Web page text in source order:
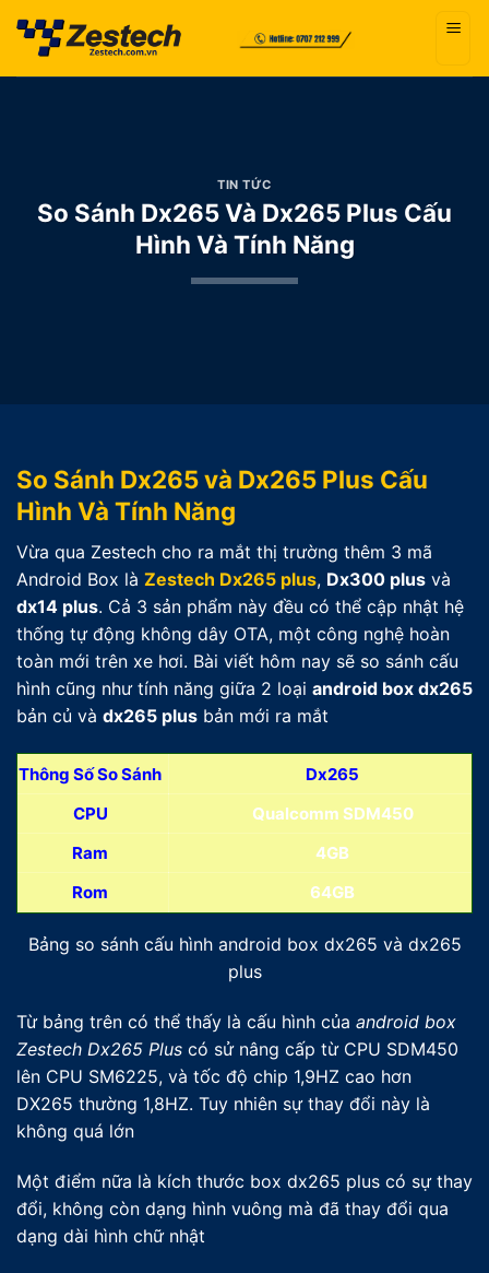
qua
TIN TỨC
So Sánh Dx265 Và Dx265 Plus Cấu
Hình Và Tính Năng
So Sánh Dx265 và Dx265 Plus Cấu
Hình Và Tính Năng
Vừa qua Zestech cho ra mắt thị trường thêm 3 mã
Android Box là Zestech Dx265 plus, Dx300 plus và
dx14 plus. Cả 3 sản phẩm này đều có thể cập nhật hệ
thống tự động không dây OTA, một công nghệ hoàn
toàn mới trên xe hơi. Bài viết hôm nay sẽ so sánh cấu
hình cũng như tính năng giữa 2 loại android box dx265
bản củ và dx265 plus bản mới ra mắt
Thông Số So Sánh
Dx265
CPU
Qualcomm SDM450
Ram
4GB
Rom
64GB
8X Octa-core 1.8GHz ; ARM Cortex A53
Kích Thước
84mm x 84mm x 17m m
Bảng so sánh cấu hình android box dx265 và dx265
plus
Từ bảng trên có thể thấy là cấu hình của android box
Zestech Dx265 Plus có sử nâng cấp từ CPU SDM450
lên CPU SM6225, và tốc độ chip 1,9HZ cao hơn
DX265 thường 1,8HZ. Tuy nhiên sự thay đổi này là
không quá lớn
Một điểm nữa là kích thước box dx265 plus có sự thay
đổi, không còn dạng hình vuông mà đã thay đổi qua
dạng dài hình chữ nhật